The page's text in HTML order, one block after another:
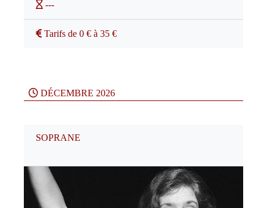
---
Tarifs de 0 € à 35 €
DÉCEMBRE 2026
SOPRANE